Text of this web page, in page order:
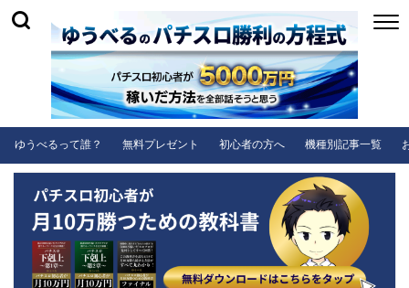
ゆうべるって誰？ 無料プレゼント 初心者の方へ 機種別記事一覧